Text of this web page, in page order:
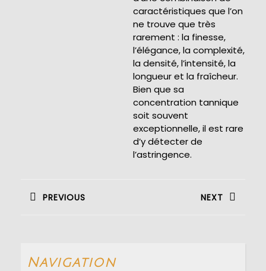
caractéristiques que l’on
ne trouve que très
rarement : la finesse,
l’élégance, la complexité,
la densité, l’intensité, la
longueur et la fraîcheur.
Bien que sa
concentration tannique
soit souvent
exceptionnelle, il est rare
d’y détecter de
l’astringence.
dePREVIOUS NEXT
Navigation